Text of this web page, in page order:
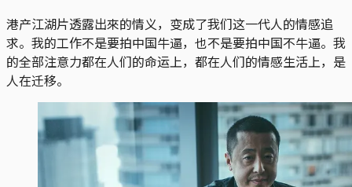
港产江湖片透露出來的情义，变成了我们这一代人的情感追
求。我的工作不是要拍中国牛逼，也不是要拍中国不牛逼。我
的全部注意力都在人们的命运上，都在人们的情感生活上，是
人在迁移。